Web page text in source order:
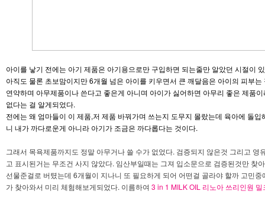
아이를 낳기 전에는 아기 제품은 아기용으로만 구입하면 되는줄만 알았던 시절이
아직도 물론 초보맘이지만 6개월 넘은 아이를 키우면서 큰 깨달음은 아이의 피부는
연약하며 아무제품이나 쓴다고 좋은게 아니며 아이가 싫어하면 아무리 좋은 제품
없다는 걸 알게되었다.
전에는 왜 엄마들이 이 제품,저 제품 바꿔가며 쓰는지 도무지 몰랐는데 육아에 돌입
니 내가 까다로운게 아니라 아기가 조금은 까다롭다는 것이다.
그래서 목욕제품까지도 정말 아무거나 쓸 수가 없었다. 검증되지 않은것 그리고 영
고 표시된거는 무조건 사지 않았다. 임산부일때는 그져 입소문으로 검증된것만 찾
선물준걸로 버텼는데 6개월이 지나니 또 필요하게 되어 어떤걸 골라야 할까 고민중
가 찾아와서 미리 체험해보게되었다. 이름하여 3 in 1 MILK OIL 리노아 쓰리인원 밀